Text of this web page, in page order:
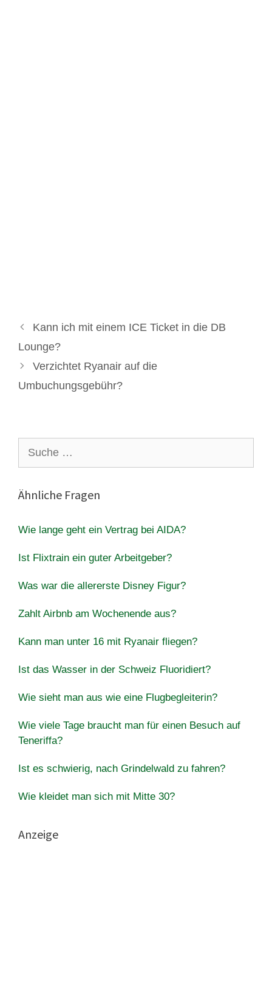
Kann ich mit einem ICE Ticket in die DB
Lounge?
Verzichtet Ryanair auf die
Umbuchungsgebühr?
nach:
Ähnliche Fragen
Wie lange geht ein Vertrag bei AIDA?
Ist Flixtrain ein guter Arbeitgeber?
Was war die allererste Disney Figur?
Zahlt Airbnb am Wochenende aus?
Kann man unter 16 mit Ryanair fliegen?
Ist das Wasser in der Schweiz Fluoridiert?
Wie sieht man aus wie eine Flugbegleiterin?
Wie viele Tage braucht man für einen Besuch auf
Teneriffa?
Ist es schwierig, nach Grindelwald zu fahren?
Wie kleidet man sich mit Mitte 30?
Anzeige